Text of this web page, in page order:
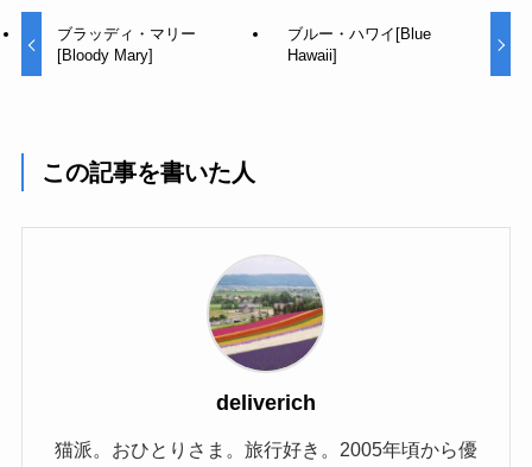
ブラッディ・マリー
[Bloody Mary]
ブルー・ハワイ[Blue
Hawaii]
この記事を書いた人
deliverich
猫派。おひとりさま。旅行好き。2005年頃から優